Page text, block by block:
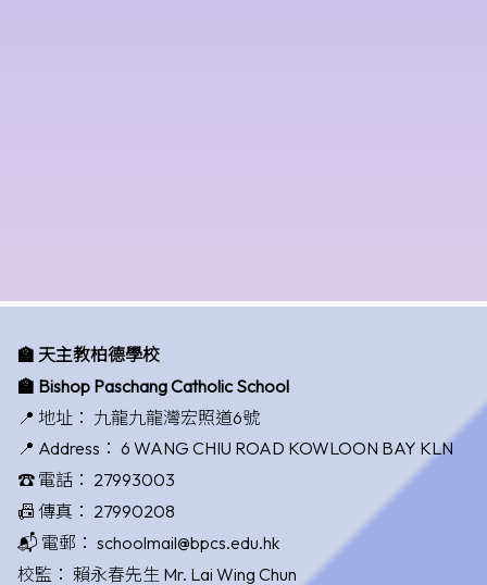
🏫 天主教柏德學校
🏫 Bishop Paschang Catholic School
📍 地址： 九龍九龍灣宏照道6號
📍 Address： 6 WANG CHIU ROAD KOWLOON BAY KLN
☎️ 電話： 27993003
📠 傳真： 27990208
📬 電郵： schoolmail@bpcs.edu.hk
校監： 賴永春先生 Mr. Lai Wing Chun